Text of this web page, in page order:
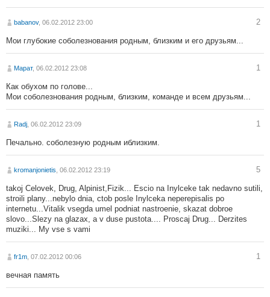
babanov, 06.02.2012 23:00 2
Мои глубокие соболезнования родным, близким и его друзьям...
Марат, 06.02.2012 23:08 1
Как обухом по голове...
Мои соболезнования родным, близким, команде и всем друзьям...
Radj , 06.02.2012 23:09 1
Печально. соболезную родным иблизким.
kromanjonietis , 06.02.2012 23:19 5
takoj Celovek, Drug, Alpinist,Fizik... Escio na Inylceke tak nedavno sutili,
stroili plany...nebylo dnia, ctob posle Inylceka neperepisalis po
internetu...Vitalik vsegda umel podniat nastroenie, skazat dobroe
slovo...Slezy na glazax, a v duse pustota.... Proscaj Drug... Derzites
muziki... My vse s vami
fr1m , 07.02.2012 00:06 1
вечная память